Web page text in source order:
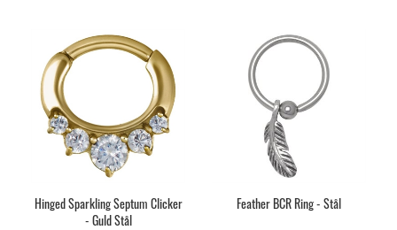
Hinged Sparkling Septum Clicker
- Guld Stål
Feather BCR Ring - Stål